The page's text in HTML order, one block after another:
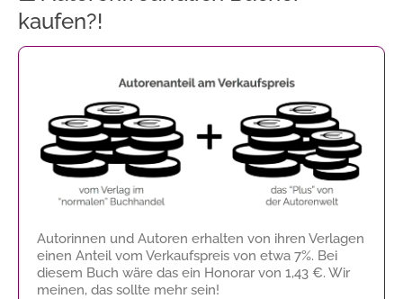
kaufen?!
Autorinnen und Autoren erhalten von ihren Verlagen
einen Anteil vom Verkaufspreis von etwa 7%. Bei
diesem Buch wäre das ein Honorar von 1,43 €. Wir
meinen, das sollte mehr sein!